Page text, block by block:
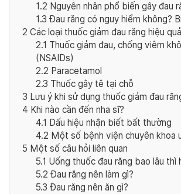
1.2 Nguyên nhân phổ biến gây đau
1.3 Đau răng có nguy hiểm không?
2 Các loại thuốc giảm đau răng hiệu quả
2.1 Thuốc giảm đau, chống viêm
(NSAIDs)
2.2 Paracetamol
2.3 Thuốc gây tê tại chỗ
3 Lưu ý khi sử dụng thuốc giảm đau
4 Khi nào cần đến nha sĩ?
4.1 Dấu hiệu nhận biết bất thường
4.2 Một số bệnh viện chuyên khoa
5 Một số câu hỏi liên quan
5.1 Uống thuốc đau răng bao lâu thì
5.2 Đau răng nên làm gì?
5.3 Đau răng nên ăn gì?